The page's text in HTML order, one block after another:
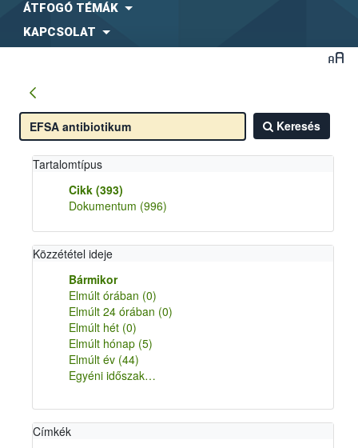
ÁTFOGÓ TÉMÁK
KAPCSOLAT
Keresés
Tartalomtípus
Cikk (393)
Dokumentum (996)
Közzététel ideje
Bármikor
Elmúlt órában (0)
Elmúlt 24 órában (0)
Elmúlt hét (0)
Elmúlt hónap (5)
Elmúlt év (44)
Egyéni időszak…
Címkék